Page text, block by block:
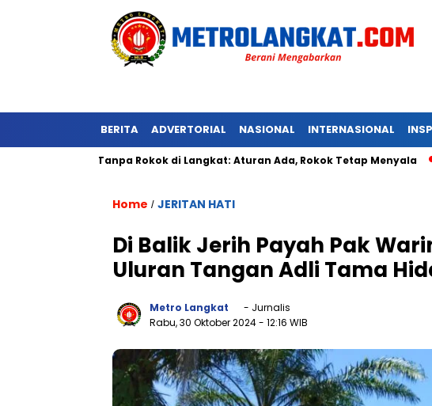
BERITA ADVERTORIAL NASIONAL INTERNASIONAL
Tanpa Rokok di Langkat: Aturan Ada, Rokok Tetap Menyala
Home / JERITAN HATI
Di Balik Jerih Payah Pak
Uluran Tangan Adli Tama
Metro Langkat
- Jurnalis
Rabu, 30 Oktober 2024- 12:16 WIB